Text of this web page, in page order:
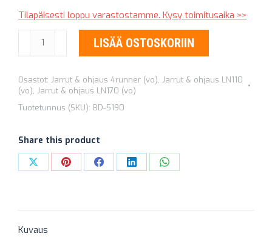
Tilapäisesti loppu varastostamme. Kysy toimitusaika >>
JARRULEVY
ETEEN
289
MM
LISÄÄ OSTOSKORIIN
Osastot: Jarrut & ohjaus 4runner (vo), Jarrut & ohjaus LN110
(vo), Jarrut & ohjaus LN170 (vo)
Tuotetunnus (SKU): BD-5190
Share this product
Share Share Share Share Share
Kuvaus